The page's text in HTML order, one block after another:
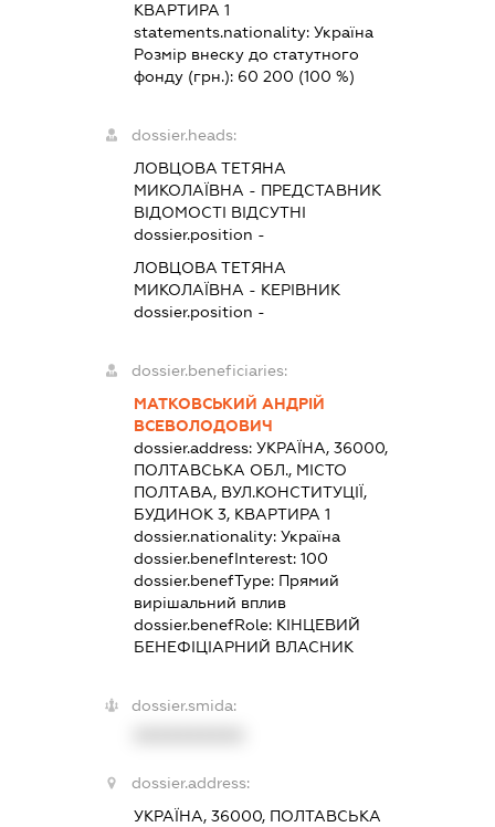
КВАРТИРА 1
statements.nationality:Україна
Розмір внеску до статутного
фонду (грн.): 60 200 (100 %)
dossier.heads:
ЛОВЦОВА ТЕТЯНА
МИКОЛАЇВНА - ПРЕДСТАВНИК
ВІДОМОСТІ ВІДСУТНІ
dossier.position -
ЛОВЦОВА ТЕТЯНА
МИКОЛАЇВНА - КЕРІВНИК
dossier.position -
dossier.beneficiaries:
МАТКОВСЬКИЙ АНДРІЙ
ВСЕВОЛОДОВИЧ
dossier.address:УКРАЇНА, 36000,
ПОЛТАВСЬКА ОБЛ., МІСТО
ПОЛТАВА, ВУЛ.КОНСТИТУЦІЇ,
БУДИНОК 3, КВАРТИРА 1
dossier.nationality:Україна
dossier.benefInterest:100
dossier.benefType: Прямий
вирішальний вплив
dossier.benefRole: КІНЦЕВИЙ
БЕНЕФІЦІАРНИЙ ВЛАСНИК
dossier.smida:
dossier.address:
УКРАЇНА, 36000, ПОЛТАВСЬКА